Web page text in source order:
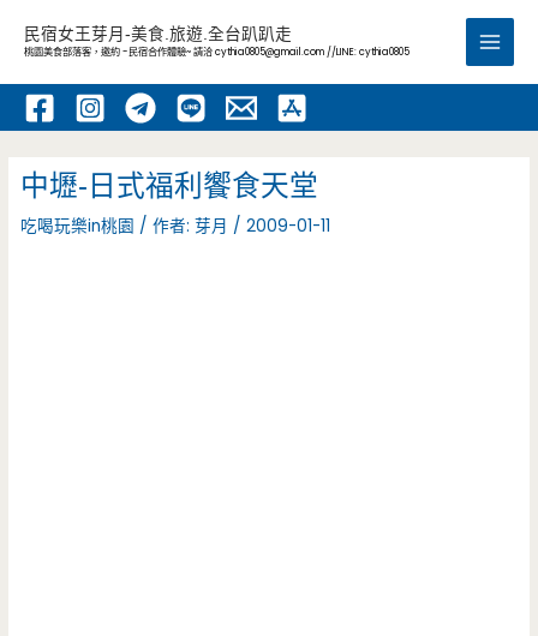
內
民宿女王芽月-美食.旅遊.全台趴趴走
桃園美食部落客，邀約 -民宿合作體驗~ 請洽cythia0805@gmail.com //LINE: cythia0805
Main
中壢-日式福利饗食天堂
吃喝玩樂in桃園 / 作者:芽月 /2009-01-11